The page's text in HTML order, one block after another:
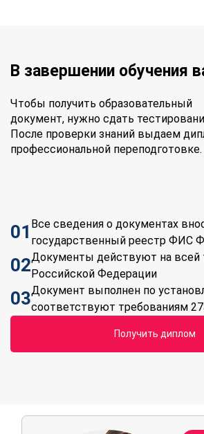
В завершении обучения
Чтобы получить образовательный
документ, нужно сдать
После проверки знаний выдаем
профессиональной переподготовке.
01 Все сведения о документах
государственный реестр ФИС
02Документы действуют на всей
Российской Федерации
03Документ выполнен по
соответствуют требованиям
Получить диплом